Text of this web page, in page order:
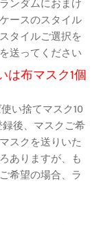
ースのスタイル
タイルご選択を
送ってください
布マスク1個
い捨てマスク10
後、マスクご希
スクを送りいた
ありますが、も
希望の場合、ラ